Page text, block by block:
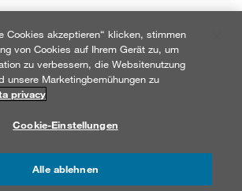
Owner Production Planning
- Solothurn
Owner Purchasing
Owner Warehousing & Distribution
Cookies akzeptieren“ klicken, stimmen
von Cookies auf Ihrem Gerät zu, um
zu verbessern, die Websitenutzung
unsere Marketingbemühungen zu
privacy
Cookie-Einstellungen
Alle ablehnen